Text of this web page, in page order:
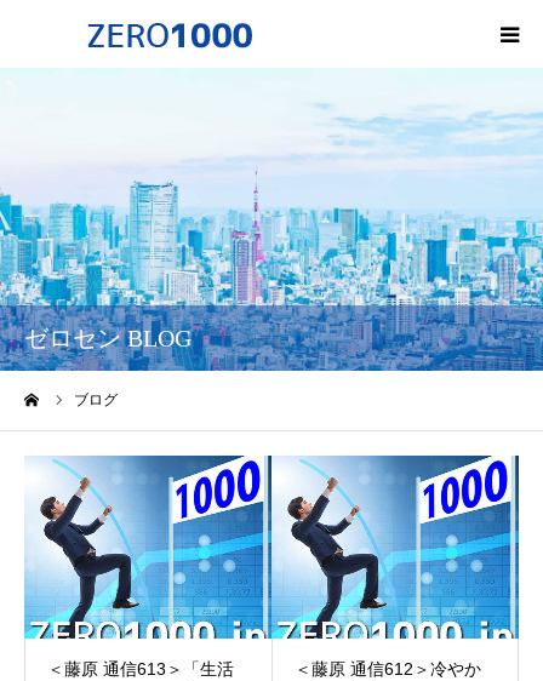
ゼロセン BLOG
ブログ
＜藤原 通信613＞「生活
＜藤原 通信612＞冷やか
サービス一覧・料金
会社概要